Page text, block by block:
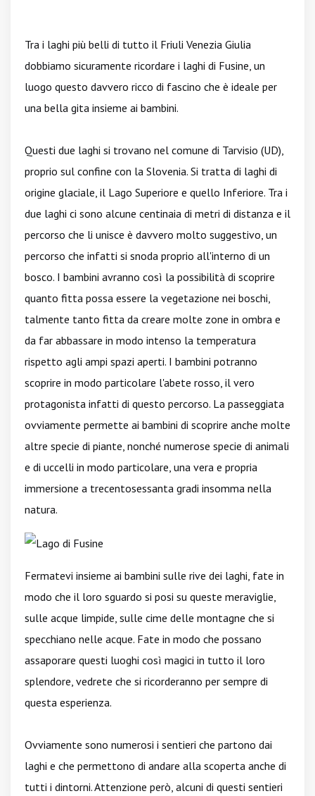
Tra i laghi più belli di tutto il Friuli Venezia Giulia
dobbiamo sicuramente ricordare i laghi di Fusine, un
luogo questo davvero ricco di fascino che è ideale per
una bella gita insieme ai bambini.
Questi due laghi si trovano nel comune di Tarvisio (UD),
proprio sul confine con la Slovenia. Si tratta di laghi di
origine glaciale, il Lago Superiore e quello Inferiore. Tra i
due laghi ci sono alcune centinaia di metri di distanza e il
percorso che li unisce è davvero molto suggestivo, un
percorso che infatti si snoda proprio all'interno di un
bosco. I bambini avranno così la possibilità di scoprire
quanto fitta possa essere la vegetazione nei boschi,
talmente tanto fitta da creare molte zone in ombra e
da far abbassare in modo intenso la temperatura
rispetto agli ampi spazi aperti. I bambini potranno
scoprire in modo particolare l'abete rosso, il vero
protagonista infatti di questo percorso. La passeggiata
ovviamente permette ai bambini di scoprire anche molte
altre specie di piante, nonché numerose specie di animali
e di uccelli in modo particolare, una vera e propria
immersione a trecentosessanta gradi insomma nella
natura.
Fermatevi insieme ai bambini sulle rive dei laghi, fate in
modo che il loro sguardo si posi su queste meraviglie,
sulle acque limpide, sulle cime delle montagne che si
specchiano nelle acque. Fate in modo che possano
assaporare questi luoghi così magici in tutto il loro
splendore, vedrete che si ricorderanno per sempre di
questa esperienza.
Ovviamente sono numerosi i sentieri che partono dai
laghi e che permettono di andare alla scoperta anche di
tutti i dintorni. Attenzione però, alcuni di questi sentieri